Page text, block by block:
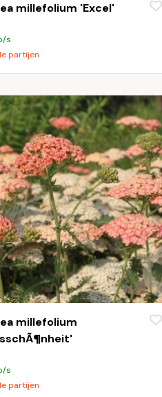
millefolium 'Excel'
s
partijen
millefolium
s
partijen